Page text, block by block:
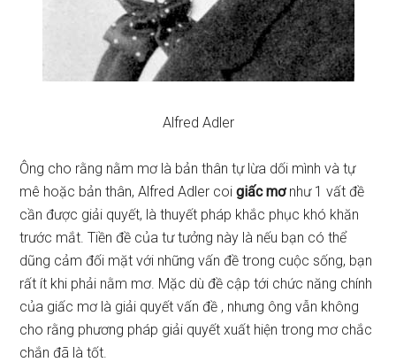
Alfred Adler
Ông cho rằng nằm mơ là bản thân tự lừa dối mình và tự
mê hoặc bản thân, Alfred Adler coigiấc mơnhư 1 vất đề
cần được giải quyết, là thuyết pháp khắc phục khó khăn
trước mắt. Tiền đề của tư tưởng này là nếu bạn có thể
dũng cảm đối mặt với những vấn đề trong cuộc sống, bạn
rất ít khi phải nằm mơ. Mặc dù đề cập tới chức năng chính
của giấc mơ là giải quyết vấn đề , nhưng ông vẫn không
cho rằng phương pháp giải quyết xuất hiện trong mơ chắc
chắn đã là tốt.